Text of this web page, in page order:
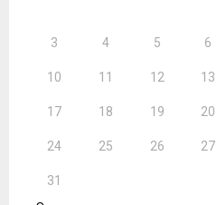
3 4 5 6
10 11 12 13
17 18 19 20
24 25 26 27
31